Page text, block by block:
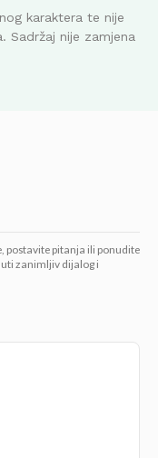
karaktera te nije
Sadržaj nije zamjena
postavite pitanja ili ponudite
zanimljiv dijalog i